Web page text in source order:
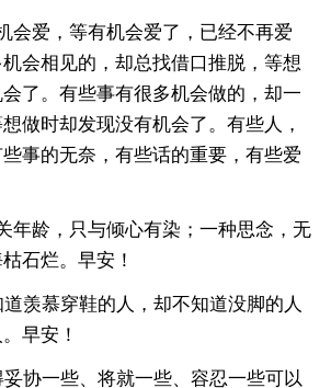
会爱，等有机会爱了，已经不再爱
会相见的，却总找借口推脱，等想
了。有些事有很多机会做的，却一
做时却发现没有机会了。有些人，
事的无奈，有些话的重要，有些爱
年龄，只与倾心有染；一种思念，无
石烂。早安！
羡慕穿鞋的人，却不知道没脚的人
早安！
协一些、将就一些、容忍一些可以